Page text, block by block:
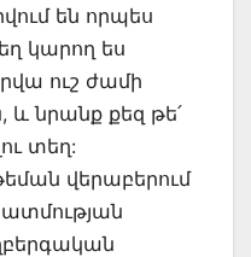
են որպես
կարող ես
ուշ ժամի
և նրանք քեզ թե՛
տեղ:
վերաբերում